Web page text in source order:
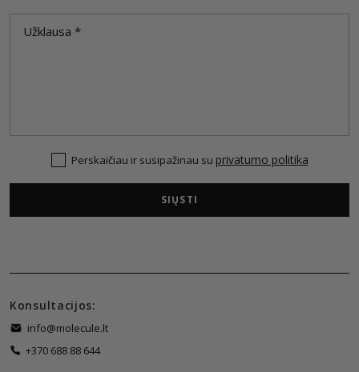
Perskaičiau ir susipažinau su privatumo politika
SIŲSTI
Konsultacijos:
info@molecule.lt
+370 688 88 644